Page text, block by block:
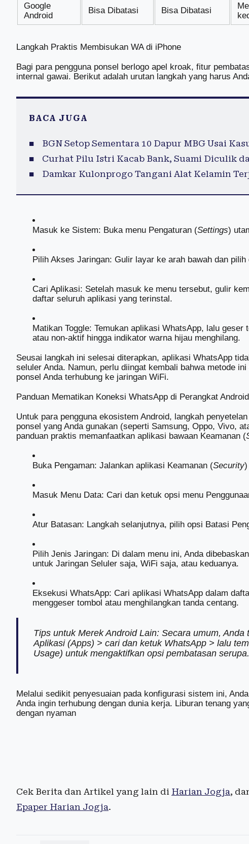
Google
Android
Bisa Dibatasi Bisa Dibatasi
Langkah Praktis Membisukan WA di iPhone
Bagi para pengguna ponsel berlogo apel kroak, fitur
internal gawai. Berikut adalah urutan langkah yang harus
BACA JUGA
BGN Setop Sementara 10 Dapur MBG Usai
Curhat Pilu Istri Kacab Bank, Suami Diculik
Damkar Kulonprogo Tangani Alat Kelamin
Masuk ke Sistem: Buka menu Pengaturan (Settings)
Pilih Akses Jaringan: Gulir layar ke arah bawah dan
Cari Aplikasi: Setelah masuk ke menu tersebut, gulir
daftar seluruh aplikasi yang terinstal.
Matikan Toggle: Temukan aplikasi WhatsApp, lalu geser
atau non-aktif hingga indikator warna hijau menghilang.
Seusai langkah ini selesai diterapkan, aplikasi WhatsApp
seluler Anda. Namun, perlu diingat kembali bahwa metode
ponsel Anda terhubung ke jaringan WiFi.
Panduan Mematikan Koneksi WhatsApp di Perangkat Android
Untuk para pengguna ekosistem Android, langkah
ponsel yang Anda gunakan (seperti Samsung, Oppo, Vivo,
panduan praktis memanfaatkan aplikasi bawaan Keamanan (
Buka Pengaman: Jalankan aplikasi Keamanan (Security)
Masuk Menu Data: Cari dan ketuk opsi menu
Atur Batasan: Langkah selanjutnya, pilih opsi Batasi
Pilih Jenis Jaringan: Di dalam menu ini, Anda
untuk Jaringan Seluler saja, WiFi saja, atau keduanya.
Eksekusi WhatsApp: Cari aplikasi WhatsApp dalam
menggeser tombol atau menghilangkan tanda centang.
Tips untuk Merek Android Lain: Secara umum,
Aplikasi (Apps) > cari dan ketuk WhatsApp > lalu
Usage) untuk mengaktifkan opsi pembatasan serupa.
Melalui sedikit penyesuaian pada konfigurasi sistem ini,
Anda ingin terhubung dengan dunia kerja. Liburan tenang
dengan nyaman
Cek Berita dan Artikel yang lain di Harian Jogja,
Epaper Harian Jogja.